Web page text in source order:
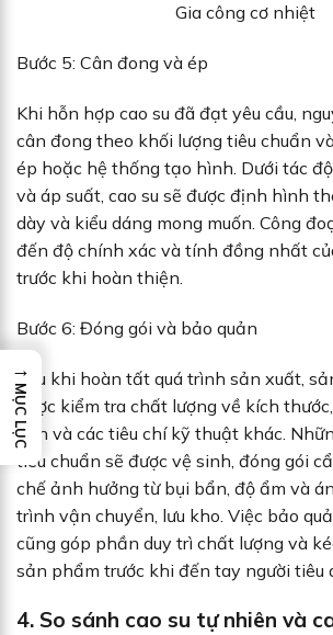
Gia công cơ nhiệt
Bước 5: Cân đong và ép
Khi hỗn hợp cao su đã đạt yêu cầu,
cân đong theo khối lượng tiêu chuẩn
ép hoặc hệ thống tạo hình. Dưới tác
và áp suất, cao su sẽ được định hình
dày và kiểu dáng mong muốn. Công
đến độ chính xác và tính đồng nhất
trước khi hoàn thiện.
Bước 6: Đóng gói và bảo quản
Sau khi hoàn tất quá trình sản xuất,
được kiểm tra chất lượng về kích
bền và các tiêu chí kỹ thuật khác.
tiêu chuẩn sẽ được vệ sinh, đóng gói
chế ảnh hưởng từ bụi bẩn, độ ẩm và
trình vận chuyển, lưu kho. Việc bảo
cũng góp phần duy trì chất lượng và
sản phẩm trước khi đến tay người tiêu
4. So sánh cao su tự nhiên và
→
MỤC LỤC